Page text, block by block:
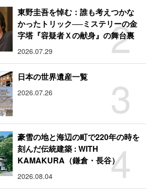
2
東野圭吾を悼む：誰も考えつかな
かったトリック──ミステリーの金
字塔『容疑者Ｘの献身』の舞台裏
2026.07.29
3
日本の世界遺産一覧
2026.07.26
4
豪雪の地と海辺の町で220年の時を
刻んだ伝統建築 : WITH
KAMAKURA（鎌倉・長谷）
2026.08.04